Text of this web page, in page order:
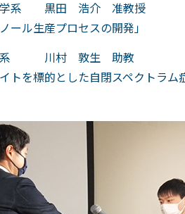
学系 黒田 浩介 准教授
ール生産プロセスの開発」
学系 川村 敦生 助教
トを標的とした自閉スペクトラム